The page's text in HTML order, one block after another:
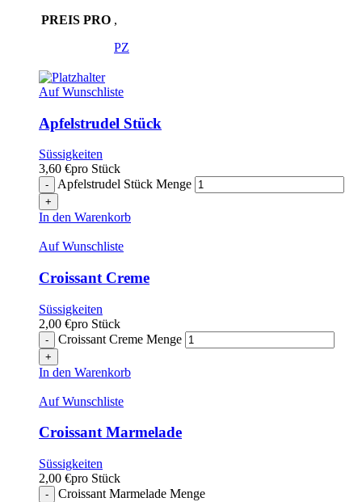
PREIS PRO ,
PZ
Auf Wunschliste
Apfelstrudel Stück
Süssigkeiten
3,60 €pro Stück
Apfelstrudel Stück Menge
In den Warenkorb
Auf Wunschliste
Croissant Creme
Süssigkeiten
2,00 €pro Stück
Croissant Creme Menge
In den Warenkorb
Auf Wunschliste
Croissant Marmelade
Süssigkeiten
2,00 €pro Stück
Croissant Marmelade Menge